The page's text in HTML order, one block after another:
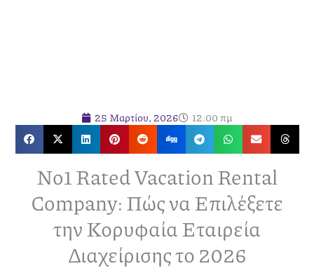
25 Μαρτίου, 2026 12:00 πμ
No1 Rated Vacation Rental
Company: Πώς να Επιλέξετε
την Κορυφαία Εταιρεία
Διαχείρισης το 2026